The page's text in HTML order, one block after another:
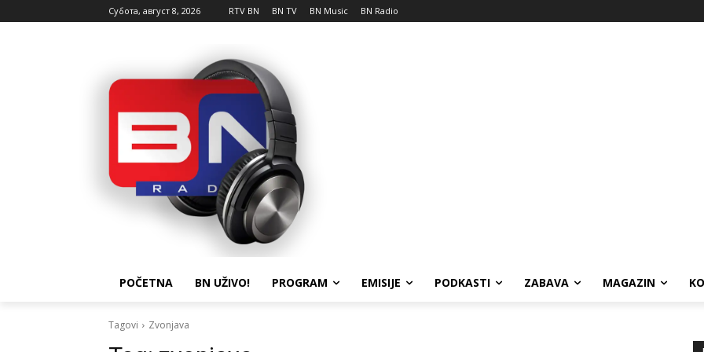
Субота, август 8, 2026 RTV BN BN TV BN Music BN Radio
POČETNA BN UŽIVO! PROGRAM EMISIJE PODKASTI ZABAVA MAGAZIN
Tagovi Zvonjava